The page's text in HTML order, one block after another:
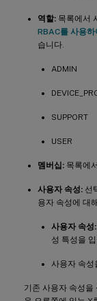
역할: 목록에서
RBAC를 사용하
습니다.
ADMIN
SUPPORT
USER
멤버십: 목록에
사용자 속성: 선
용자 속성에 대해
사용자 속성:
성 특성을
사용자 속성
기존 사용자 속성을